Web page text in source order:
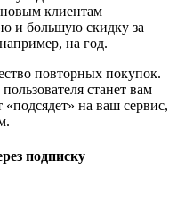
клиентам
и большую скидку за
на год.
повторных покупок.
станет вам
на ваш сервис,
подписку